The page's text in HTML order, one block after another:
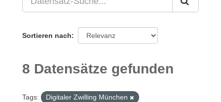
Sortieren nach
8 Datensätze gefunden
Tags:
Digitaler Zwilling München